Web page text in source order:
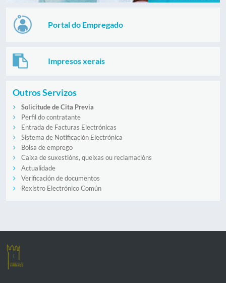
Portal do Empregado
Impresos xerais
Outros Servizos
Solicitude de Cita Previa
Perfil do contratante
Entrada de Facturas Electrónicas
Sistema de Notificación Electrónica
Bolsa de emprego
Caixa de suxestións, queixas ou reclamacións
Actualidade
Verificación de documentos
Rexistro Electrónico Común